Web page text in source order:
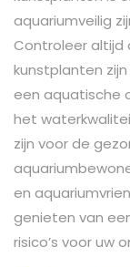
aquariumveilig
Controleer altijd
kunstplanten
een aquatische
het
zijn voor de
en
genieten van
risico’s voor uw